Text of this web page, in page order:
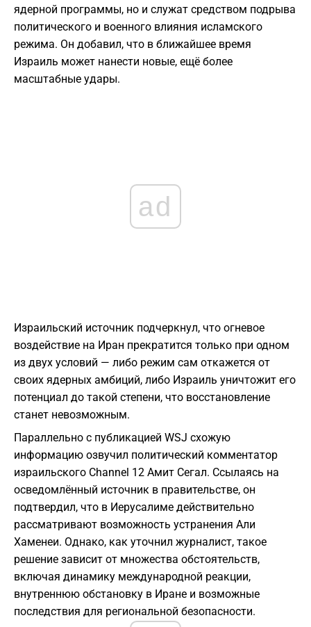
ядерной программы, но и служат средством подрыва
политического и военного влияния исламского
режима. Он добавил, что в ближайшее время
Израиль может нанести новые, ещё более
масштабные удары.
ad
Израильский источник подчеркнул, что огневое
воздействие на Иран прекратится только при одном
из двух условий — либо режим сам откажется от
своих ядерных амбиций, либо Израиль уничтожит его
потенциал до такой степени, что восстановление
станет невозможным.
Параллельно с публикацией WSJ схожую
информацию озвучил политический комментатор
израильского Channel 12 Амит Сегал. Ссылаясь на
осведомлённый источник в правительстве, он
подтвердил, что в Иерусалиме действительно
рассматривают возможность устранения Али
Хаменеи. Однако, как уточнил журналист, такое
решение зависит от множества обстоятельств,
включая динамику международной реакции,
внутреннюю обстановку в Иране и возможные
последствия для региональной безопасности.